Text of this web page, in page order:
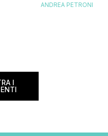
tutti
ottenimento di
ANDREA PETRONI
I